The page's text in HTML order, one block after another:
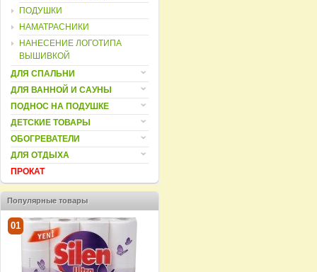
ПОДУШКИ
НАМАТРАСНИКИ
НАНЕСЕНИЕ ЛОГОТИПА
ВЫШИВКОЙ
ДЛЯ СПАЛЬНИ
ДЛЯ ВАННОЙ И САУНЫ
ПОДНОС НА ПОДУШКЕ
ДЕТСКИЕ ТОВАРЫ
ОБОГРЕВАТЕЛИ
ДЛЯ ОТДЫХА
ПРОКАТ
Популярные товары
01